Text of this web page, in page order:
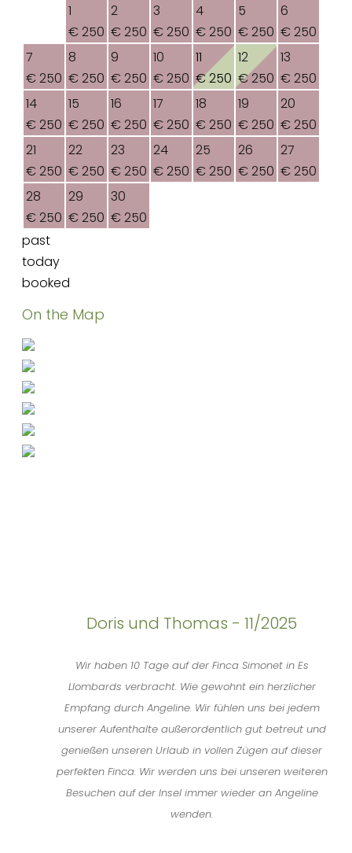
1
€ 250
2
€ 250
3
€ 250
4
€ 250
5
€ 250
6
€ 250
7
€ 250
8
€ 250
9
€ 250
10
€ 250
11
€ 250
12
€ 250
13
€ 250
14
€ 250
15
€ 250
16
€ 250
17
€ 250
18
€ 250
19
€ 250
20
€ 250
21
€ 250
22
€ 250
23
€ 250
24
€ 250
25
€ 250
26
€ 250
27
€ 250
28
€ 250
29
€ 250
30
€ 250
past
today
booked
On the Map
Doris und Thomas - 11/2025
Wir haben 10 Tage auf der Finca Simonet in Es
Llombards verbracht. Wie gewohnt ein herzlicher
Empfang durch Angeline. Wir fühlen uns bei jedem
unserer Aufenthalte außerordentlich gut betreut und
genießen unseren Urlaub in vollen Zügen auf dieser
perfekten Finca. Wir werden uns bei unseren weiteren
Besuchen auf der Insel immer wieder an Angeline
wenden.